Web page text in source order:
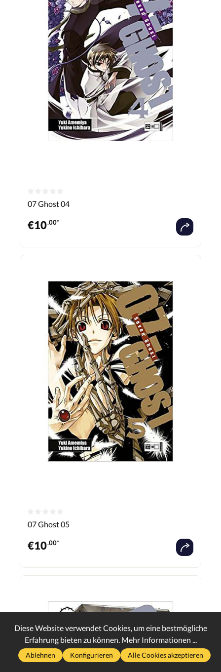
07 Ghost 04
€10.00*
07 Ghost 05
€10.00*
Diese Website verwendet Cookies, um eine bestmögliche
Erfahrung bieten zu können. Mehr Informationen ...
Ablehnen Konfigurieren Alle Cookies akzeptieren